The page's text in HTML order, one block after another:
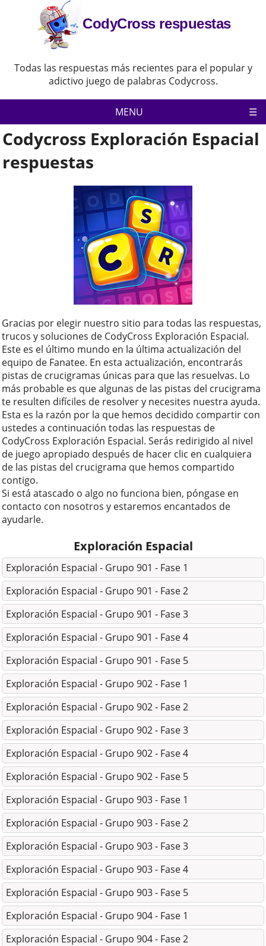
CodyCross respuestas
Todas las respuestas más recientes para el popular y
adictivo juego de palabras Codycross.
MENU
Codycross Política de privacidad
Descargo de responsabilidad
Contacta con nosotras
Codycross Exploración Espacial
respuestas
Gracias por elegir nuestro sitio para todas las respuestas,
trucos y soluciones de CodyCross Exploración Espacial.
Este es el último mundo en la última actualización del
equipo de Fanatee. En esta actualización, encontrarás
pistas de crucigramas únicas para que las resuelvas. Lo
más probable es que algunas de las pistas del crucigrama
te resulten difíciles de resolver y necesites nuestra ayuda.
Esta es la razón por la que hemos decidido compartir con
ustedes a continuación todas las respuestas de
CodyCross Exploración Espacial. Serás redirigido al nivel
de juego apropiado después de hacer clic en cualquiera
de las pistas del crucigrama que hemos compartido
contigo.
Si está atascado o algo no funciona bien, póngase en
contacto con nosotros y estaremos encantados de
ayudarle.
Exploración Espacial
Exploración Espacial - Grupo 901 - Fase 1
Exploración Espacial - Grupo 901 - Fase 2
Exploración Espacial - Grupo 901 - Fase 3
Exploración Espacial - Grupo 901 - Fase 4
Exploración Espacial - Grupo 901 - Fase 5
Exploración Espacial - Grupo 902 - Fase 1
Exploración Espacial - Grupo 902 - Fase 2
Exploración Espacial - Grupo 902 - Fase 3
Exploración Espacial - Grupo 902 - Fase 4
Exploración Espacial - Grupo 902 - Fase 5
Exploración Espacial - Grupo 903 - Fase 1
Exploración Espacial - Grupo 903 - Fase 2
Exploración Espacial - Grupo 903 - Fase 3
Exploración Espacial - Grupo 903 - Fase 4
Exploración Espacial - Grupo 903 - Fase 5
Exploración Espacial - Grupo 904 - Fase 1
Exploración Espacial - Grupo 904 - Fase 2